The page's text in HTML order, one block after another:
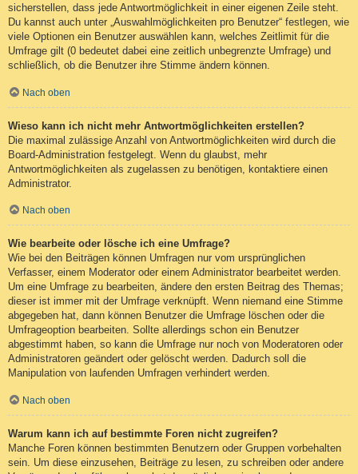
sicherstellen, dass jede Antwortmöglichkeit in einer eigenen Zeile steht.
Du kannst auch unter „Auswahlmöglichkeiten pro Benutzer“ festlegen, wie
viele Optionen ein Benutzer auswählen kann, welches Zeitlimit für die
Umfrage gilt (0 bedeutet dabei eine zeitlich unbegrenzte Umfrage) und
schließlich, ob die Benutzer ihre Stimme ändern können.
Nach oben
Wieso kann ich nicht mehr Antwortmöglichkeiten erstellen?
Die maximal zulässige Anzahl von Antwortmöglichkeiten wird durch die
Board-Administration festgelegt. Wenn du glaubst, mehr
Antwortmöglichkeiten als zugelassen zu benötigen, kontaktiere einen
Administrator.
Nach oben
Wie bearbeite oder lösche ich eine Umfrage?
Wie bei den Beiträgen können Umfragen nur vom ursprünglichen
Verfasser, einem Moderator oder einem Administrator bearbeitet werden.
Um eine Umfrage zu bearbeiten, ändere den ersten Beitrag des Themas;
dieser ist immer mit der Umfrage verknüpft. Wenn niemand eine Stimme
abgegeben hat, dann können Benutzer die Umfrage löschen oder die
Umfrageoption bearbeiten. Sollte allerdings schon ein Benutzer
abgestimmt haben, so kann die Umfrage nur noch von Moderatoren oder
Administratoren geändert oder gelöscht werden. Dadurch soll die
Manipulation von laufenden Umfragen verhindert werden.
Nach oben
Warum kann ich auf bestimmte Foren nicht zugreifen?
Manche Foren können bestimmten Benutzern oder Gruppen vorbehalten
sein. Um diese einzusehen, Beiträge zu lesen, zu schreiben oder andere